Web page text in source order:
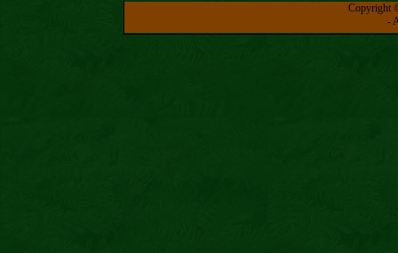
Copyright
-